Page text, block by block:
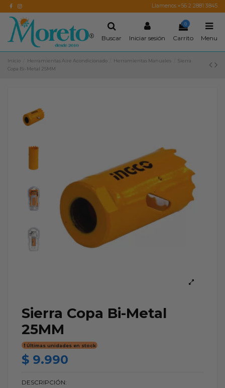
Llamenos +56 2 2881 3845
Buscar Iniciar sesión
0
Carrito Menu
Inicio Herramientas Aire Acondicionado Herramientas Manuales
Sierra
Copa Bi-Metal 25MM
Sierra Copa Bi-Metal
25MM
Últimas unidades en stock
$ 9.990
DESCRIPCIÓN: